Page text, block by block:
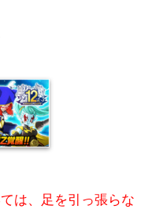
は、足を引っ張らな